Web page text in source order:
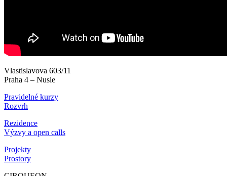
Vlastislavova 603/11
Praha 4 – Nusle
Pravidelné kurzy
Rozvrh
Rezidence
Výzvy a open calls
Projekty
Prostory